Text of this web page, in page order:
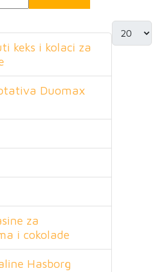
keks i kolaci za
Duomax
za
i cokolade
Hasborg